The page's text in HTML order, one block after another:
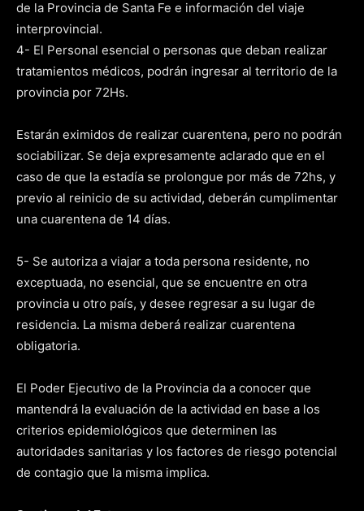
de la Provincia de Santa Fe e información del viaje
interprovincial.
4- El Personal esencial o personas que deban realizar
tratamientos médicos, podrán ingresar al territorio de la
provincia por 72Hs.
Estarán eximidos de realizar cuarentena, pero no podrán
sociabilizar. Se deja expresamente aclarado que en el
caso de que la estadía se prolongue por más de 72hs, y
previo al reinicio de su actividad, deberán cumplimentar
una cuarentena de 14 días.
5- Se autoriza a viajar a toda persona residente, no
exceptuada, no esencial, que se encuentre en otra
provincia u otro país, y desee regresar a su lugar de
residencia. La misma deberá realizar cuarentena
obligatoria.
El Poder Ejecutivo de la Provincia da a conocer que
mantendrá la evaluación de la actividad en base a los
criterios epidemiológicos que determinen las
autoridades sanitarias y los factores de riesgo potencial
de contagio que la misma implica.